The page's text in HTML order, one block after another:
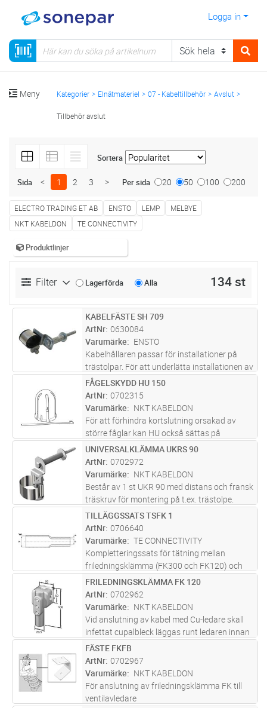
Logga in
Meny Kategorier Elnätmateriel 07 - Kabeltillbehör Avslut
Tillbehör avslut
Sortera
Sida < 1 2 3 > Per sida 20 50 100 200
ELECTRO TRADING ET AB ENSTO LEMP
MELBYE
NKT KABELDON
TE CONNECTIVITY
Produktlinjer
Filter Lagerförda Alla 134 st
ST Lägg i kundvagn
KABELFÄSTE SH 709
ArtNr 0630084
Varumärke
ENSTO
Kabelhållaren passar för installationer på
trästolpar. För att underlätta installationen av
kabelhållaren på stolpen rekomenderas att
förborra ett 10mm hål för skruven
ST Lägg i kundvagn
FÅGELSKYDD HU 150
ArtNr 0702315
Varumärke
NKT KABELDON
För att förhindra kortslutning orsakad av
större fåglar kan HU också sättas på
ventilavledarna. HU kan även kompletteras
med isolationsspiral HUS samt vingar HUF.
Vingarna vilken skyddar friledningen
ST Lägg i kundvagn
UNIVERSALKLÄMMA UKRS 90
ArtNr 0702972
Varumärke
NKT KABELDON
Består av 1 st UKR 90 med distans och fransk
träskruv för montering på t.ex. trästolpe.
Fäster runda profiler med Ø 20-90 mm eller
kantiga profiler med omkretsen 60-300 mm.
Bandhållare av varmförzink...läs mer
ST Lägg i kundvagn
TILLÄGGSSATS TSFK 1
ArtNr 0706640
Varumärke
TE CONNECTIVITY
Kompletteringssats för tätning mellan
friledningsklämma (FK300 och FK120) och
kabelavslut typ OXSU 12-24kV. Ledararea 50-
300mm².
ST Lägg i kundvagn
FRILEDNINGSKLÄMMA FK 120
ArtNr 0702962
Varumärke
NKT KABELDON
Vid anslutning av kabel med Cu-ledare skall
infettat cupalbleck läggas runt ledaren innan
den monteras i klämman.
ST Lägg i kundvagn
FÄSTE FKFB
ArtNr 0702967
Varumärke
NKT KABELDON
För anslutning av friledningsklämma FK till
ventilavledare